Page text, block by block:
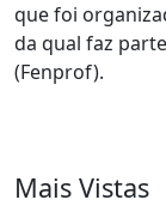
que foi
da qual faz
(Fenprof).
Mais Vistas